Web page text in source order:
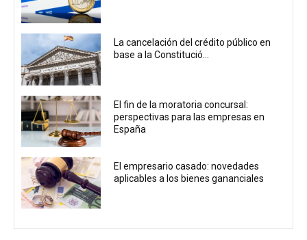
La cancelación del crédito público en
base a la Constitució...
El fin de la moratoria concursal:
perspectivas para las empresas en
España
El empresario casado: novedades
aplicables a los bienes gananciales